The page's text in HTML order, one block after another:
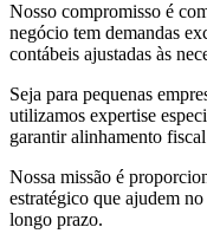
Nosso compromisso é
negócio tem demandas
contábeis ajustadas às
Seja para pequenas
utilizamos expertise
garantir alinhamento
Nossa missão é
estratégico que ajudem
longo prazo.